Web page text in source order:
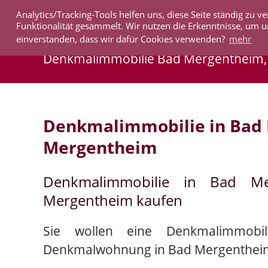
Analytics/Tracking-Tools helfen uns, diese Seite ständig zu
Funktionalität gesammelt. Wir nutzen die Erkenntnisse, um
einverstanden, dass wir dafür Cookies verwenden? mehr
IMMOBILIEN
Denkmalimmobilie Bad
Denkmalimmobilie in
Mergentheim
Denkmalimmobilie in Bad
Mergentheim kaufen
Sie wollen eine
Denkmalwohnung in Bad